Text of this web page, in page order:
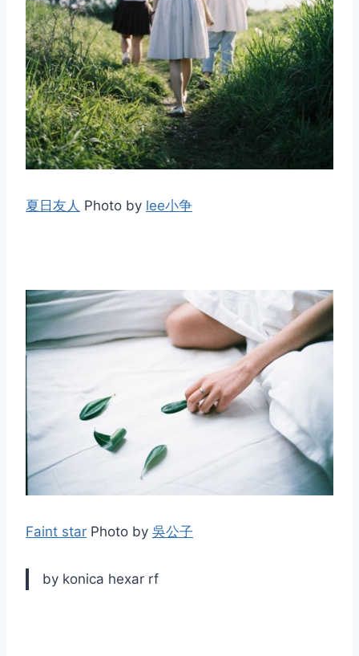
夏日友人 Photo by lee小争
Faint star Photo by 吳公子
by konica hexar rf